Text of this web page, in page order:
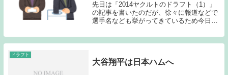
先日は「2014ヤクルトのドラフト（1）」
の記事を書いたのだが、徐々に報道などで
選手名なども挙がってきているため今日は
事では、私が考える今年の補強ポイントと
して、①５～6年後を担える主軸候補②即
ドラフト
大谷翔平は日本ハムへ